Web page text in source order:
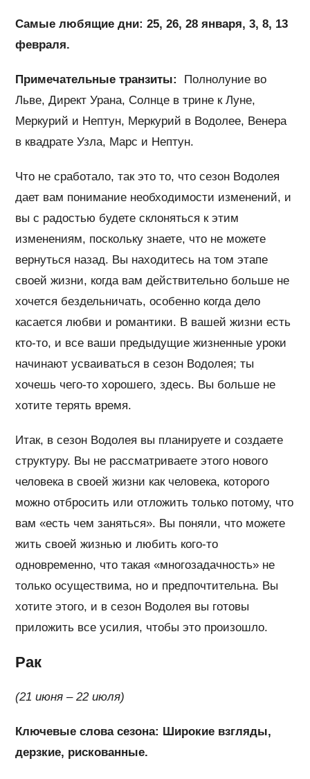
Самые любящие дни: 25, 26, 28 января, 3, 8, 13
февраля.
Примечательные транзиты:
Полнолуние во
Льве, Директ Урана, Солнце в трине к Луне,
Меркурий и Нептун, Меркурий в Водолее, Венера
в квадрате Узла, Марс и Нептун.
Что не сработало, так это то, что сезон Водолея
дает вам понимание необходимости изменений, и
вы с радостью будете склоняться к этим
изменениям, поскольку знаете, что не можете
вернуться назад. Вы находитесь на том этапе
своей жизни, когда вам действительно больше не
хочется бездельничать, особенно когда дело
касается любви и романтики. В вашей жизни есть
кто-то, и все ваши предыдущие жизненные уроки
начинают усваиваться в сезон Водолея; ты
хочешь чего-то хорошего, здесь. Вы больше не
хотите терять время.
Итак, в сезон Водолея вы планируете и создаете
структуру. Вы не рассматриваете этого нового
человека в своей жизни как человека, которого
можно отбросить или отложить только потому, что
вам «есть чем заняться». Вы поняли, что можете
жить своей жизнью и любить кого-то
одновременно, что такая «многозадачность» не
только осуществима, но и предпочтительна. Вы
хотите этого, и в сезон Водолея вы готовы
приложить все усилия, чтобы это произошло.
Рак
(21 июня – 22 июля)
Ключевые слова сезона: Широкие взгляды,
дерзкие, рискованные.